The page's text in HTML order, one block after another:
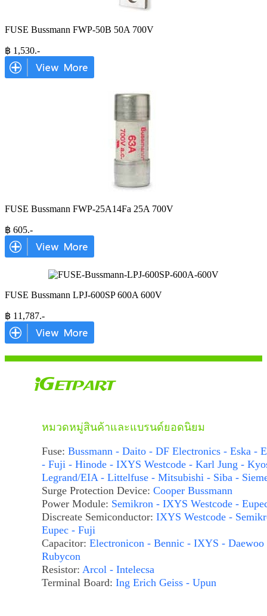
FUSE Bussmann FWP-50B 50A 700V
฿ 1,530.-
FUSE Bussmann FWP-25A14Fa 25A 700V
฿ 605.-
FUSE Bussmann LPJ-600SP 600A 600V
฿ 11,787.-
หมวดหมู่สินค้าและแบรนด์ยอดนิยม
Fuse: Bussmann - Daito - DF Electronics - Eska -
- Fuji - Hinode - IXYS Westcode - Karl Jung -
Legrand/EIA - Littelfuse - Mitsubishi - Siba -
Surge Protection Device: Cooper Bussmann
Power Module: Semikron - IXYS Westcode -
Discreate Semiconductor: IXYS Westcode -
Eupec - Fuji
Capacitor: Electronicon - Bennic - IXYS - Daewoo
Rubycon
Resistor: Arcol - Intelecsa
Terminal Board: Ing Erich Geiss - Upun